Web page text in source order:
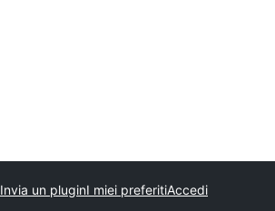
Invia un pluginI miei preferitiAccedi